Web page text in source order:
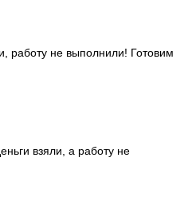
работу не выполнили! Готовим
взяли, а работу не